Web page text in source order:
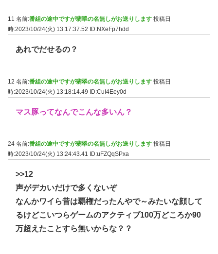
11 名前:番組の途中ですが翡翠の名無しがお送りします 投稿日
時:2023/10/24(火) 13:17:37.52
ID:NXeFp7hdd
あれでだせるの？
12 名前:番組の途中ですが翡翠の名無しがお送りします 投稿日
時:2023/10/24(火) 13:18:14.49 ID:CuI4Eey0d
マス豚ってなんでこんな多いん？
24 名前:番組の途中ですが翡翠の名無しがお送りします 投稿日
時:2023/10/24(火) 13:24:43.41
ID:uFZQqSPxa
>>12
声がデカいだけで多くないぞ
なんかワイら昔は覇権だったんやで～みたいな顔して
るけどこいつらゲームのアクティブ100万どころか90
万超えたことすら無いからな？？